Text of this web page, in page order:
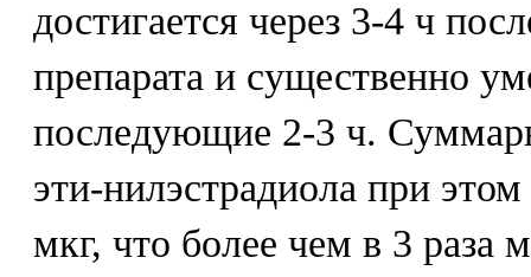
достигается через 3-4 ч
препарата и существенно
последующие 2-3 ч.
эти-нилэстрадиола при
мкг, что более чем в 3 раза